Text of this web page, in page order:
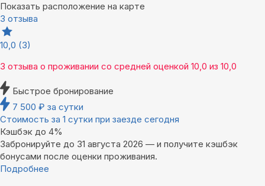
Показать расположение на карте
3 отзыва
10,0 (3)
3 отзыва о проживании со средней оценкой 10,0 из 10,0
Быстрое бронирование
7 500 ₽ за сутки
Стоимость за 1 сутки при заезде сегодня
Кэшбэк до 4%
Забронируйте до 31 августа 2026 — и получите кэшбэк
бонусами после оценки проживания.
Подробнее